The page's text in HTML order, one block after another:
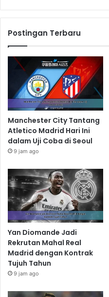
Postingan Terbaru
Manchester City Tantang
Atletico Madrid Hari Ini
dalam Uji Coba di Seoul
9 jam ago
Yan Diomande Jadi
Rekrutan Mahal Real
Madrid dengan Kontrak
Tujuh Tahun
9 jam ago